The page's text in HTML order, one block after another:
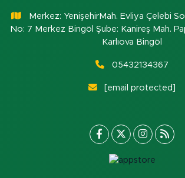
Merkez: YenişehirMah. Evliya Çelebi
No: 7 Merkez Bingöl Şube: Kanireş Mah.
Karlıova Bingöl
05432134367
[email protected]